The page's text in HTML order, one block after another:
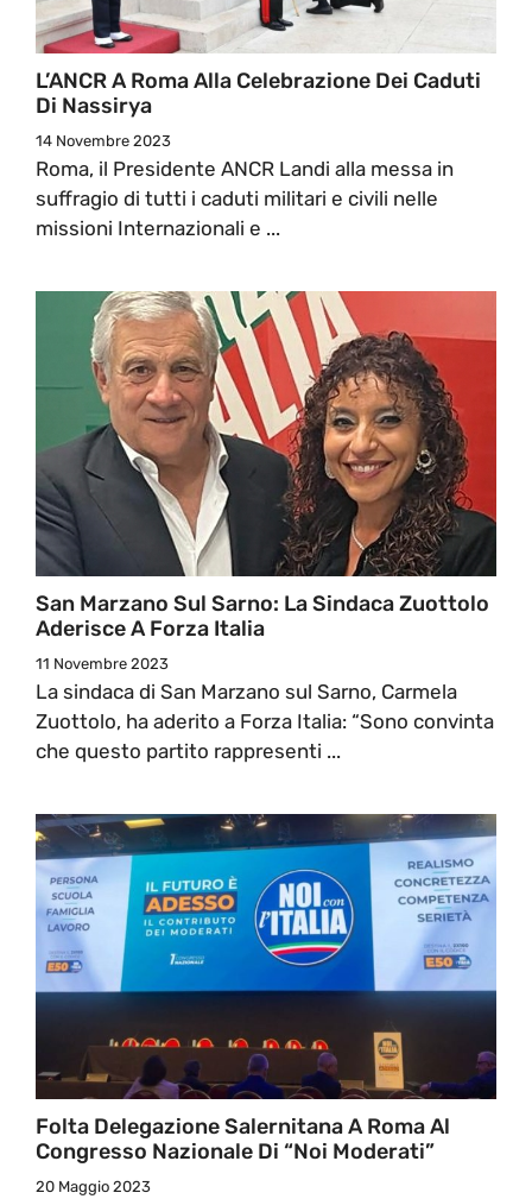
L’ANCR A Roma Alla Celebrazione Dei Caduti
Di Nassirya
14 Novembre 2023
Roma, il Presidente ANCR Landi alla messa in
suffragio di tutti i caduti militari e civili nelle
missioni Internazionali e ...
San Marzano Sul Sarno: La Sindaca Zuottolo
Aderisce A Forza Italia
11 Novembre 2023
La sindaca di San Marzano sul Sarno, Carmela
Zuottolo, ha aderito a Forza Italia: “Sono convinta
che questo partito rappresenti ...
Folta Delegazione Salernitana A Roma Al
Congresso Nazionale Di “Noi Moderati”
20 Maggio 2023